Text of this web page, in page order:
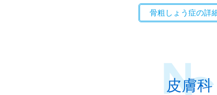
骨粗しょう症の詳
皮膚科